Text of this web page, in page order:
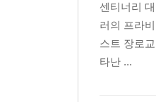
센티너리
러의 프라
스트 장로
타난 ...